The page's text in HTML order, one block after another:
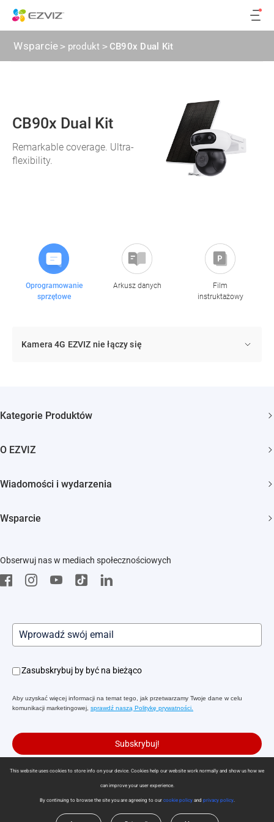
Wsparcie> produkt > CB90x Dual Kit
CB90x Dual Kit
Remarkable coverage. Ultra-
flexibility.
Oprogramowanie
sprzętowe
Arkusz danych
Film
instruktażowy
Kamera 4G EZVIZ nie łączy się
Kategorie Produktów
O EZVIZ
Trust Center
EZVIZ CSR
Wiadomości i wydarzenia
Wsparcie
Pobierz
Obserwuj nas w mediach społecznościowych
Zasubskrybuj by być na bieżąco
Aby uzyskać więcej informacji na temat tego, jak przetwarzamy Twoje dane w celu
komunikacji marketingowej, sprawdź naszą Politykę prywatności.
Subskrybuj!
Polityka prywatności |Korzystanie z plików cookie|Preferencje cookies
This website uses cookies to store info on your device. Cookies help our website work normally and show us how we
can improve your user experience.
By continuing to browse the site you are agreeing to our cookie policyand privacy policy.